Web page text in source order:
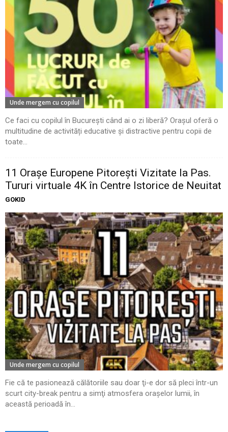
Unde mergem cu copilul
Ce faci cu copilul în București când ai o zi liberă? Orașul oferă o
multitudine de activități educative și distractive pentru copii de
toate...
11 Oraşe Europene Pitoreşti Vizitate la Pas.
Tururi virtuale 4K în Centre Istorice de Neuitat
GOKID
Unde mergem cu copilul
Fie că te pasionează călătoriile sau doar ţi-e dor să pleci într-un
scurt city-break pentru a simţi atmosfera oraşelor lumii, în
această perioadă în...